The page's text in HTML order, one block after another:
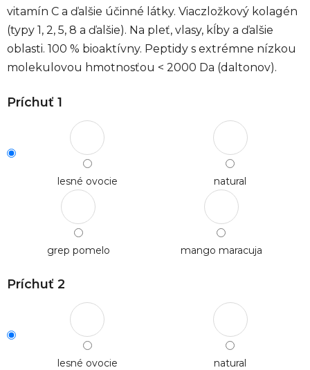
vitamín C a ďalšie účinné látky. Viaczložkový kolagén
(typy 1, 2, 5, 8 a ďalšie). Na pleť, vlasy, kĺby a ďalšie
oblasti. 100 % bioaktívny. Peptidy s extrémne nízkou
molekulovou hmotnosťou < 2000 Da (daltonov).
Príchuť 1
lesné ovocie natural
grep pomelo mango maracuja
Príchuť 2
lesné ovocie natural